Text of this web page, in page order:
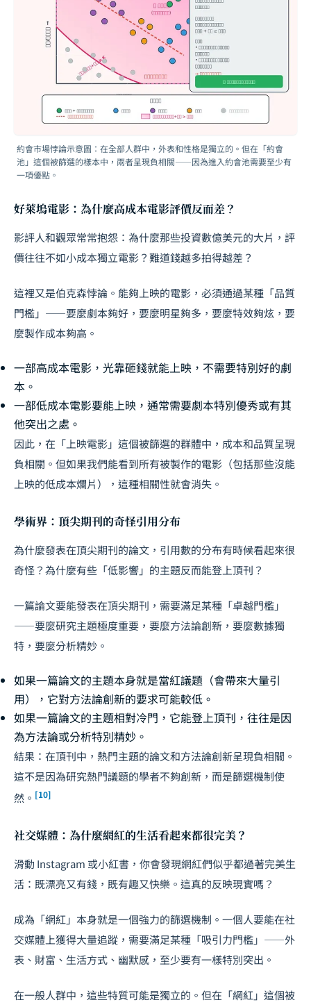
約會市場悖論示意圖：在全部人群中，外表和性格是獨立的。但在「約會
池」這個被篩選的樣本中，兩者呈現負相關——因為進入約會池需要至少有
一項優點。
好萊塢電影：為什麼高成本電影評價反而差？
影評人和觀眾常常抱怨：為什麼那些投資數億美元的大片，評
價往往不如小成本獨立電影？難道錢越多拍得越差？
這裡又是伯克森悖論。能夠上映的電影，必須通過某種「品質
門檻」——要麼劇本夠好，要麼明星夠多，要麼特效夠炫，要
麼製作成本夠高。
一部高成本電影，光靠砸錢就能上映，不需要特別好的劇
本。
一部低成本電影要能上映，通常需要劇本特別優秀或有其
他突出之處。
因此，在「上映電影」這個被篩選的群體中，成本和品質呈現
負相關。但如果我們能看到所有被製作的電影（包括那些沒能
上映的低成本爛片），這種相關性就會消失。
學術界：頂尖期刊的奇怪引用分布
為什麼發表在頂尖期刊的論文，引用數的分布有時候看起來很
奇怪？為什麼有些「低影響」的主題反而能登上頂刊？
一篇論文要能發表在頂尖期刊，需要滿足某種「卓越門檻」
——要麼研究主題極度重要，要麼方法論創新，要麼數據獨
特，要麼分析精妙。
如果一篇論文的主題本身就是當紅議題（會帶來大量引
用），它對方法論創新的要求可能較低。
如果一篇論文的主題相對冷門，它能登上頂刊，往往是因
為方法論或分析特別精妙。
結果：在頂刊中，熱門主題的論文和方法論創新呈現負相關。
這不是因為研究熱門議題的學者不夠創新，而是篩選機制使
然。 [10]
社交媒體：為什麼網紅的生活看起來都很完美？
滑動 Instagram 或小紅書，你會發現網紅們似乎都過著完美生
活：既漂亮又有錢，既有趣又快樂。這真的反映現實嗎？
成為「網紅」本身就是一個強力的篩選機制。一個人要能在社
交媒體上獲得大量追蹤，需要滿足某種「吸引力門檻」——外
表、財富、生活方式、幽默感，至少要有一樣特別突出。
在一般人群中，這些特質可能是獨立的。但在「網紅」這個被